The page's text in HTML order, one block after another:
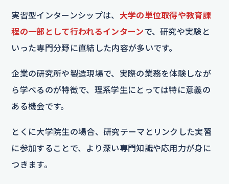
実習型インターンシップは、 大学の単位取得や教育課
程の一部として行われるインターンで、研究や実験と
いった専門分野に直結した内容が多いです。
企業の研究所や製造現場で、実際の業務を体験しなが
ら学べるのが特徴で、理系学生にとっては特に意義の
ある機会です。
とくに大学院生の場合、研究テーマとリンクした実習
に参加することで、より深い専門知識や応用力が身に
つきます。